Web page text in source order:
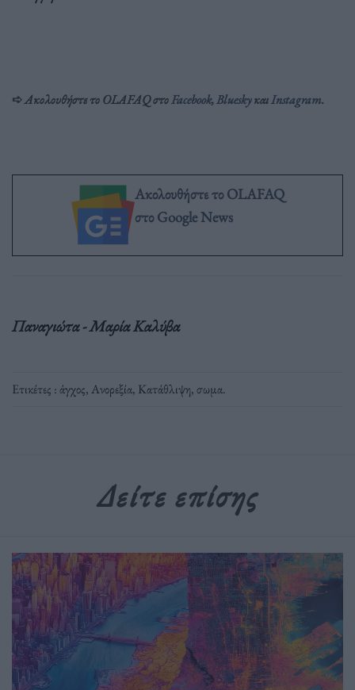
➪​Ακολουθήστε το OLAFAQ στοFacebook,BlueskyκαιInstagram.
Ακολουθήστε το OLAFAQ
στο Google News
Παναγιώτα - Μαρία Καλύβα
Ετικέτες :άγχος,Ανορεξία, Κατάθλιψη,σωμα.
Δείτε επίσης